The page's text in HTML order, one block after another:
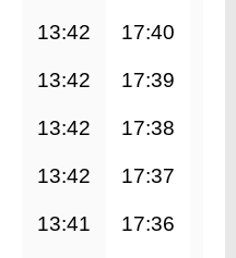
13:42 17:40
13:42 17:39
13:42 17:38
13:42 17:37
13:41 17:36